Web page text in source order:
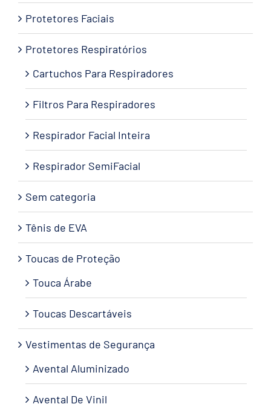
Protetores Faciais
Protetores Respiratórios
Cartuchos Para Respiradores
Filtros Para Respiradores
Respirador Facial Inteira
Respirador SemiFacial
Sem categoria
Tênis de EVA
Toucas de Proteção
Touca Árabe
Toucas Descartáveis
Vestimentas de Segurança
Avental Aluminizado
Avental De Vinil